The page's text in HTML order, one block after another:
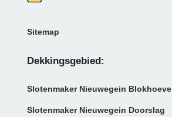
Sitemap
Dekkingsgebied:
Slotenmaker Nieuwegein Blokhoeve
Slotenmaker Nieuwegein Doorslag